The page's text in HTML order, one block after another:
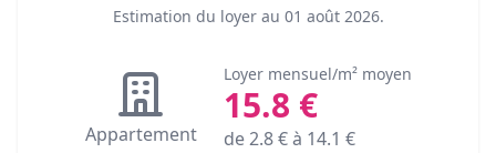
Estimation du loyer au 01 août 2026.
Appartement
Loyer mensuel/m² moyen
15.8 €
de2.8€ à 14.1 €